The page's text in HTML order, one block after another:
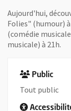
Aujourd'hui,
Folies" (humour)
(comédie
musicale) à 21h.
Public
Tout public